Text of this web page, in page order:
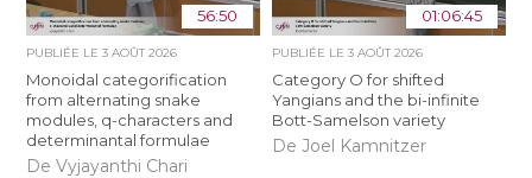
56:50
PUBLIÉE LE3 AOÛT 2026
Monoidal categorification
from alternating snake
modules, q-characters and
determinantal formulae
De Vyjayanthi Chari
01:06:45
PUBLIÉE LE 3 AOÛT 2026
Category O for shifted
Yangians and the bi-infinite
Bott-Samelson variety
De Joel Kamnitzer